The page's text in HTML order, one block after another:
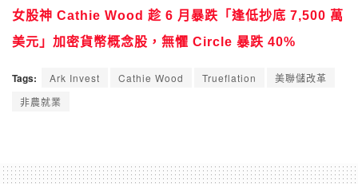
女股神 Cathie Wood 趁 6 月暴跌「逢低抄底 7,500 萬
美元」加密貨幣概念股，無懼 Circle 暴跌 40%
Tags: Ark Invest Cathie Wood Trueflation
美聯儲改革
非農就業